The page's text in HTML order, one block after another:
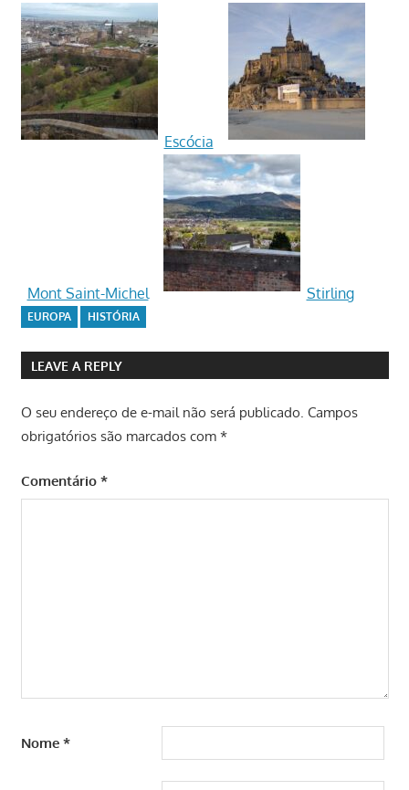
Escócia
Mont Saint-Michel Stirling
EUROPA HISTÓRIA
LEAVE A REPLY
O seu endereço de e-mail não será publicado. Campos
obrigatórios são marcados com *
Comentário *
Nome *